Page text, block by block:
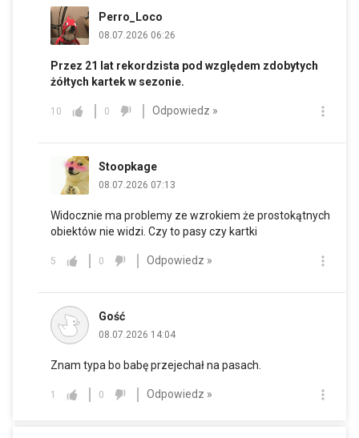
Perro_Loco
08.07.2026 06:26
Przez 21 lat rekordzista pod względem zdobytych
żółtych kartek w sezonie.
10 0 Odpowiedz »
Stoopkage
08.07.2026 07:13
Widocznie ma problemy ze wzrokiem że prostokątnych
obiektów nie widzi. Czy to pasy czy kartki
5 0 Odpowiedz »
Gość
08.07.2026 14:04
Znam typa bo babę przejechał na pasach.
1 0 Odpowiedz »